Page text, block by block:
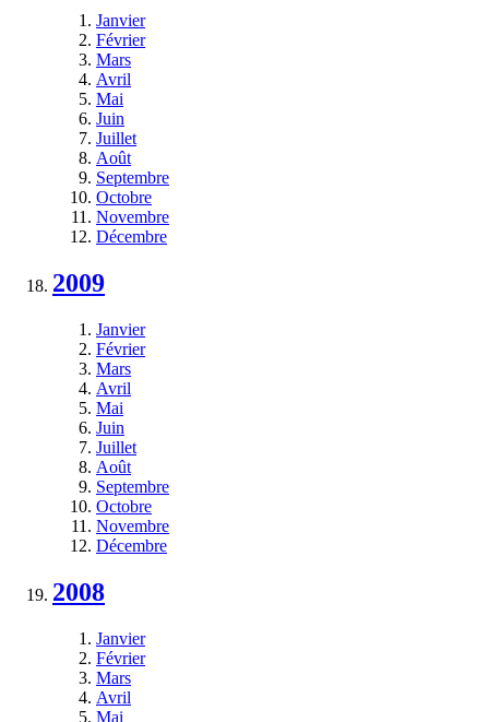
Janvier
Février
Mars
Avril
Mai
Juin
Juillet
Août
Septembre
Octobre
Novembre
Décembre
2009
Janvier
Février
Mars
Avril
Mai
Juin
Juillet
Août
Septembre
Octobre
Novembre
Décembre
2008
Janvier
Février
Mars
Avril
Mai